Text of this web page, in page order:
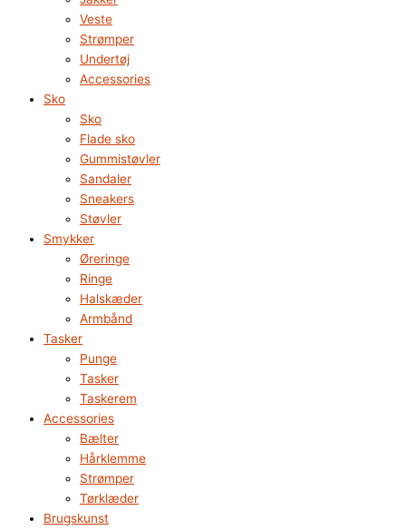
Veste
Strømper
Undertøj
Accessories
Sko
Sko
Flade sko
Gummistøvler
Sandaler
Sneakers
Støvler
Smykker
Øreringe
Ringe
Halskæder
Armbånd
Tasker
Punge
Tasker
Taskerem
Accessories
Bælter
Hårklemme
Strømper
Tørklæder
Brugskunst